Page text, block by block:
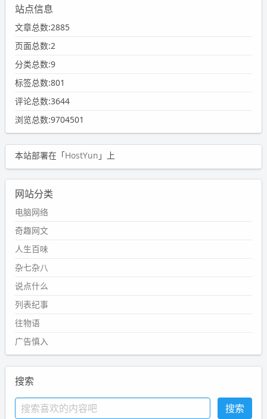
站点信息
文章总数:2885
页面总数:2
分类总数:9
标签总数:801
评论总数:3644
浏览总数:9704501
本站部署在「HostYun 」上
网站分类
电脑网络
奇趣网文
人生百味
杂七杂八
说点什么
列表纪事
往物语
广告慎入
搜索